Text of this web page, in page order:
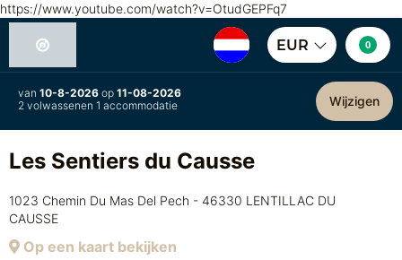
https://www.youtube.com/watch?v=OtudGEPFq7
EUR 0
van 10-8-2026 op 11-08-2026
2 volwassenen 1 accommodatie
Wijzigen
Les Sentiers du Causse
1023 Chemin Du Mas Del Pech - 46330 LENTILLAC DU
CAUSSE
Op een kaart bekijken